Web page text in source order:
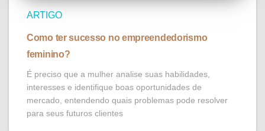
ARTIGO
Como ter sucesso no empreendedorismo
feminino?
É preciso que a mulher analise suas habilidades,
interesses e identifique boas oportunidades de
mercado, entendendo quais problemas pode resolver
para seus futuros clientes